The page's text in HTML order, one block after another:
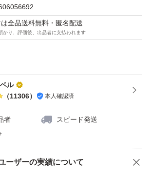
全品送料無料・匿名配送
かり、評価後、出品者に支払われます
ル
（11306） 本人確認済
者
スピード発送
ーザーの実績について
談 商品への質問